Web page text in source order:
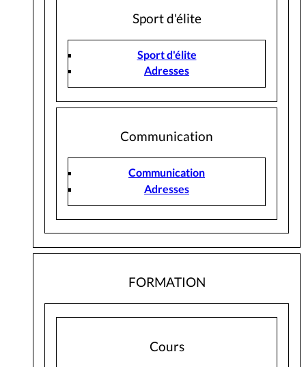
Sport d'élite
Sport d'élite
Adresses
Communication
Communication
Adresses
FORMATION
Cours